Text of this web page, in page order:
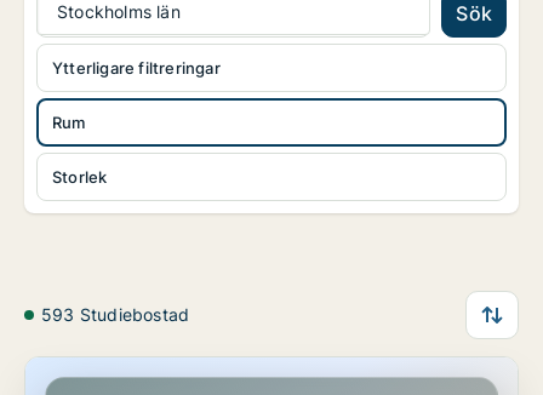
Stockholms län Sök
Rum
Storlek
Ytterligare filtreringar
593 Studiebostad
Rum i Lidingö